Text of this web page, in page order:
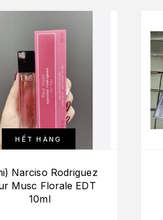
HẾT HÀNG
Narciso Rodriguez
Musc Florale EDT
10ml